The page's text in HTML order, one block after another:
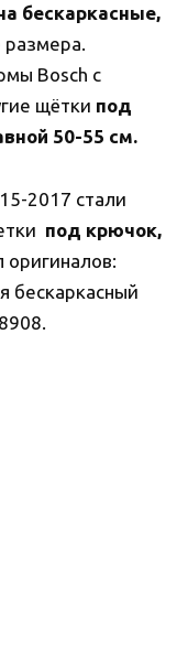
бескаркасные,
Bosch с
щётки под
50-55 см.
2017 стали
под крючок,
оригиналов:
бескаркасный